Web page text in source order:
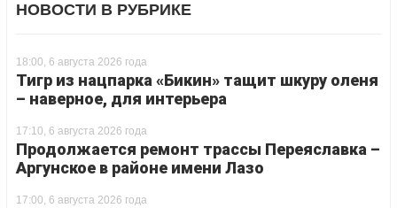
НОВОСТИ В РУБРИКЕ
18:00, 6 августа 2026 года
Тигр из нацпарка «Бикин» тащит шкуру оленя
– наверное, для интерьера
17:10, 6 августа 2026 года
Продолжается ремонт трассы Переяславка –
Аргунское в районе имени Лазо
17:00, 6 августа 2026 года